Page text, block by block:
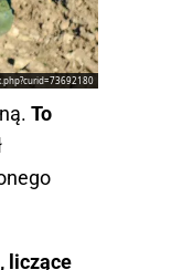
To
liczące